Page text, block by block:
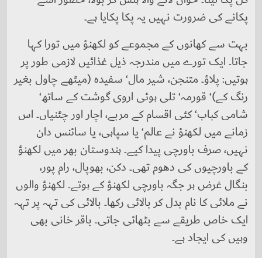
پکانے کی ضرورت نہیں یہ پکا پکایا ہے۔
بہت سے کھانوں کے مجموعے کو لکھنؤ میں تورا کہا
جاتا۔ ایک تورے میں مندرجہ ذیل غذائیں لازمی طور پر
ہوتیں: پلاؤ۔ متنجن، شیر مال‘ سفیدہ (میٹھے چاول بغیر
رنگ کے)‘ قورمہ‘ تلی ہوئی اروی گوشت کے ساتھ‘
شامی کباب‘ کئی اقسام کے مربے، اچار اور چٹنیاں۔ اس
زمانے میں لکھنؤ نے عالم‘ یا سپاہی، یا سائنس دان
نہیں، صرف باورچی پیدا کیے۔ ہندوستان بھر میں لکھنؤ
کے باورچیوں کی دھوم تھی۔ دکن، بھوپال، رام پور،
بنگال غرض ہر جگہ باورچی لکھنؤ کے ہوتے۔ لکھنؤ والوں
نے ملائی کا نام بدل کر بالائی رکھا۔ بالائی کی تہہ پر تہہ
ایک خاص طریقے سے بٹھائی جاتی۔ باقر خانی بھی
وہیں کی ایجاد ہے۔